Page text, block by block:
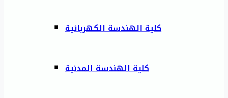
كلية الهندسة الكهربائية
كلية الهندسة المدنية